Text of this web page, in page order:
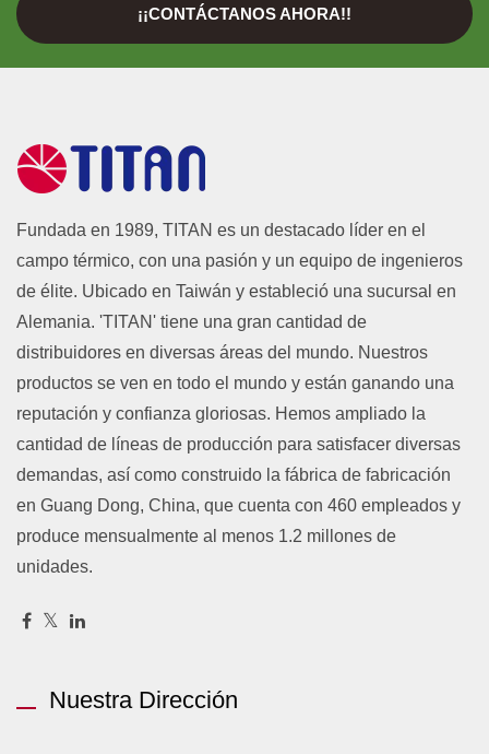
¡¡CONTÁCTANOS AHORA!!
Fundada en 1989, TITAN es un destacado líder en el
campo térmico, con una pasión y un equipo de ingenieros
de élite. Ubicado en Taiwán y estableció una sucursal en
Alemania. 'TITAN' tiene una gran cantidad de
distribuidores en diversas áreas del mundo. Nuestros
productos se ven en todo el mundo y están ganando una
reputación y confianza gloriosas. Hemos ampliado la
cantidad de líneas de producción para satisfacer diversas
demandas, así como construido la fábrica de fabricación
en Guang Dong, China, que cuenta con 460 empleados y
produce mensualmente al menos 1.2 millones de
unidades.
Nuestra Dirección